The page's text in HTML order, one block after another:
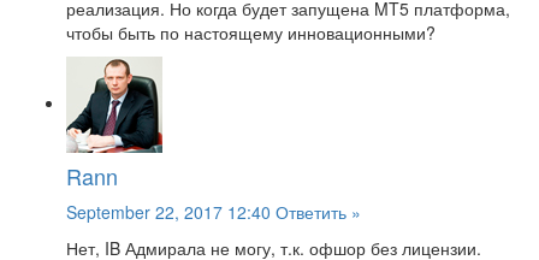
реализация. Но когда будет запущена MT5 платформа,
чтобы быть по настоящему инновационными?
Rann
September 22, 2017 12:40 Ответить »
Нет, IB Адмирала не могу, т.к. офшор без лицензии.